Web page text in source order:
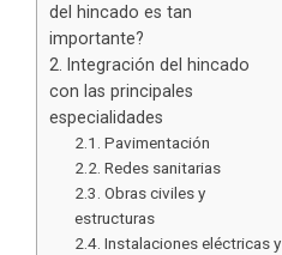
del hincado es tan
importante?
Integración del hincado
con las principales
especialidades
Pavimentación
Redes sanitarias
Obras civiles y
estructuras
Instalaciones eléctricas y